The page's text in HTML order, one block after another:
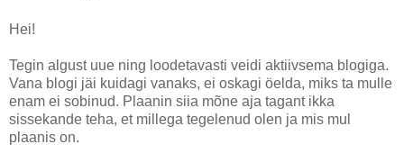
Hei!
Tegin algust uue ning loodetavasti veidi aktiivsema blogiga.
Vana blogi jäi kuidagi vanaks, ei oskagi öelda, miks ta mulle
enam ei sobinud. Plaanin siia mõne aja tagant ikka
sissekande teha, et millega tegelenud olen ja mis mul
plaanis on.